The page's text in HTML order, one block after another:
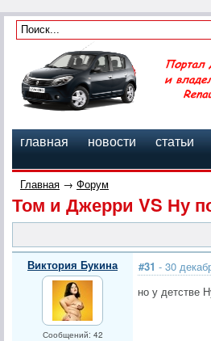
главная новости статьи
Главная → Форум
Том и Джерри VS Ну
Виктория Букина
Сообщений: 42
#31 - 30
но у детстве